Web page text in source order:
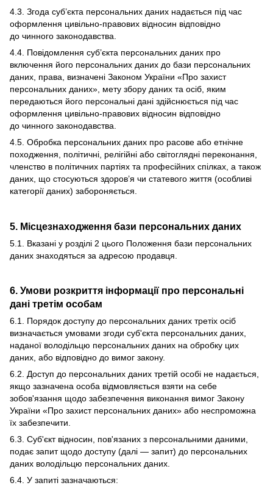
4.3. Згода суб’єкта персональних даних надається під час
оформлення цивільно-правових відносин відповідно
до чинного законодавства.
4.4. Повідомлення суб’єкта персональних даних про
включення його персональних даних до бази персональних
даних, права, визначені Законом України «Про захист
персональних даних», мету збору даних та осіб, яким
передаються його персональні дані здійснюється під час
оформлення цивільно-правових відносин відповідно
до чинного законодавства.
4.5. Обробка персональних даних про расове або етнічне
походження, політичні, релігійні або світоглядні переконання,
членство в політичних партіях та професійних спілках, а також
даних, що стосуються здоров’я чи статевого життя (особливі
категорії даних) забороняється.
5. Місцезнаходження бази персональних даних
5.1. Вказані у розділі 2 цього Положення бази персональних
даних знаходяться за адресою продавця.
6. Умови розкриття інформації про персональні
дані третім особам
6.1. Порядок доступу до персональних даних третіх осіб
визначається умовами згоди суб'єкта персональних даних,
наданої володільцю персональних даних на обробку цих
даних, або відповідно до вимог закону.
6.2. Доступ до персональних даних третій особі не надається,
якщо зазначена особа відмовляється взяти на себе
зобов'язання щодо забезпечення виконання вимог Закону
України «Про захист персональних даних» або неспроможна
їх забезпечити.
6.3. Суб'єкт відносин, пов'язаних з персональними даними,
подає запит щодо доступу (далі — запит) до персональних
даних володільцю персональних даних.
6.4. У запиті зазначаються: